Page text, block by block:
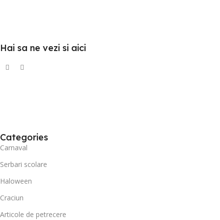
Hai sa ne vezi si aici
Categories
Carnaval
Serbari scolare
Haloween
Craciun
Articole de petrecere